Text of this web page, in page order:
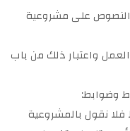
على مشروعية
واعتبار ذلك من باب
وضوابط:
فلا نقول بالمشروعية